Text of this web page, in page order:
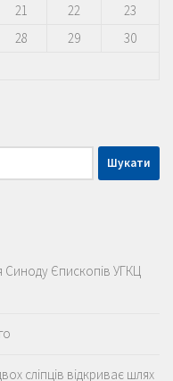
21 22
23
28 29
30
Синоду Єпископів УГКЦ
сліпців відкриває шлях